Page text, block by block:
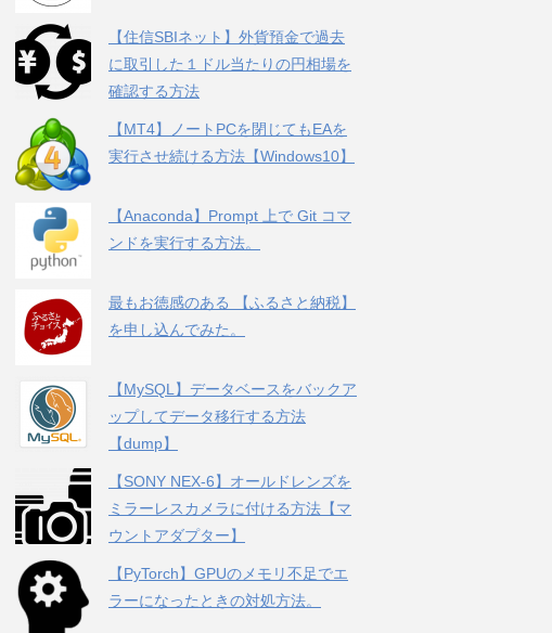
【住信SBIネット】外貨預金で過去
に取引した１ドル当たりの円相場を
確認する方法
【MT4】ノートPCを閉じてもEAを
実行させ続ける方法【Windows10】
【Anaconda】Prompt 上で Git コマ
ンドを実行する方法。
最もお徳感のある 【ふるさと納税】
を申し込んでみた。
【MySQL】データベースをバックア
ップしてデータ移行する方法
【dump】
【SONY NEX-6】オールドレンズを
ミラーレスカメラに付ける方法【マ
ウントアダプター】
【PyTorch】GPUのメモリ不足でエ
ラーになったときの対処方法。